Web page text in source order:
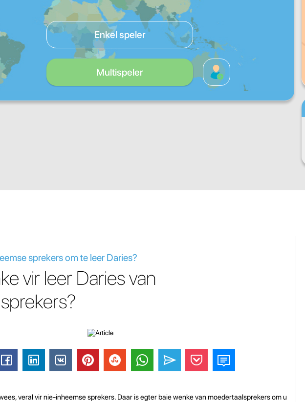
Enkel speler
Multispeler
sprekers om te leer Daries?
vir leer Daries van
veral vir nie-inheemse sprekers. Daar is egter baie wenke van moedertaalsprekers om u